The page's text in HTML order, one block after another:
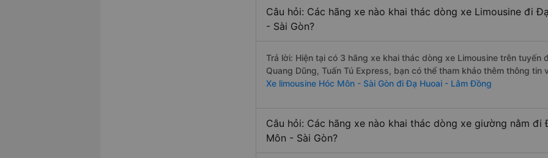
Câu hỏi: Các hãng xe nào khai thác dòng xe Limousine đi
- Sài Gòn?
Trả lời: Hiện tại có 3 hãng xe khai thác dòng xe Limousine trên tuyến
Quang Dũng, Tuấn Tú Express, bạn có thể tham khảo thêm thông
Xe limousine Hóc Môn - Sài Gòn đi Đạ Huoai - Lâm Đồng
Câu hỏi: Các hãng xe nào khai thác dòng xe giường nằm
Môn - Sài Gòn?